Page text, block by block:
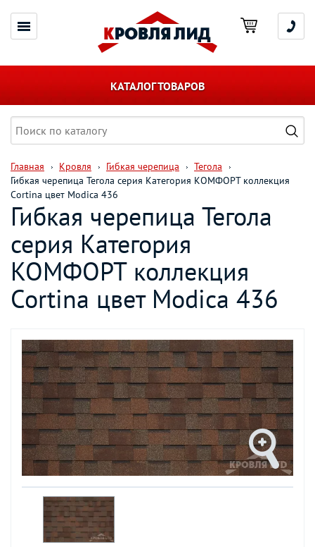
КАТАЛОГ ТОВАРОВ
Главная Кровля Гибкая черепица
Тегола
Гибкая черепица Тегола серия Категория КОМФОРТ коллекция
Cortina цвет Modica 436
Гибкая черепица Тегола
серия Категория
КОМФОРТ коллекция
Cortina цвет Modica 436